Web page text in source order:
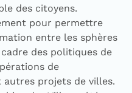
des citoyens.
pour permettre
entre les sphères
des politiques de
de
projets de villes.